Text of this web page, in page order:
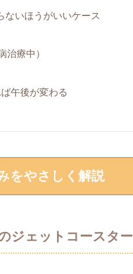
ないほうがいいケース
治療中）
午後が変わる
をやさしく解説
ジェットコースター